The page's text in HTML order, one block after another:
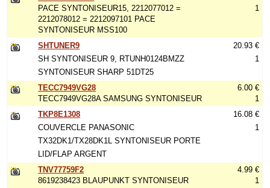
PACE SYNTONISEUR15, 2212077012 =
2212078012 = 2212097101 PACE
SYNTONISEUR MSS100
1
SHTUNER9
SH SYNTONISEUR 9, RTUNH0124BMZZ
SYNTONISEUR SHARP 51DT25
20.93 €
1
TECC7949VG28
TECC7949VG28A SAMSUNG SYNTONISEUR
6.00 €
1
TKP8E1308
COUVERCLE PANASONIC
TX32DK1/TX28DK1L SYNTONISEUR PORTE
LID/FLAP ARGENT
16.08 €
1
TNV77759F2
8619238423 BLAUPUNKT SYNTONISEUR
4.99 €
1